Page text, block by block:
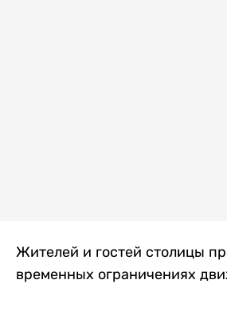
Жителей и гостей столицы
временных ограничениях